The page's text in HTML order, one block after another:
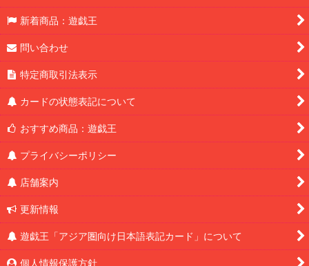
新着商品：遊戯王
問い合わせ
特定商取引法表示
カードの状態表記について
おすすめ商品：遊戯王
プライバシーポリシー
店舗案内
更新情報
遊戯王「アジア圏向け日本語表記カード」について
個人情報保護方針